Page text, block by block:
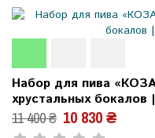
Набор для пива
хрустальных
11 400 ₴ 10 830 ₴